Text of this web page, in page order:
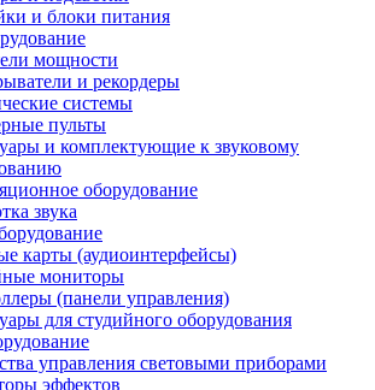
и блоки питания
мощности
и рекордеры
системы
пульты
и комплектующие к звуковому
оборудование
звука
карты (аудиоинтерфейсы)
мониторы
(панели управления)
для студийного оборудования
управления световыми приборами
эффектов